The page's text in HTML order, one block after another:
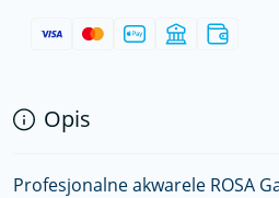
Opis
Profesjonalne akwarele ROSA